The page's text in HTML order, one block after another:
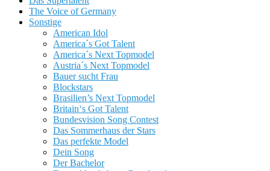
The Voice of Germany
Sonstige
American Idol
America´s Got Talent
America´s Next Topmodel
Austria´s Next Topmodel
Bauer sucht Frau
Blockstars
Brasilien’s Next Topmodel
Britain‘s Got Talent
Bundesvision Song Contest
Das Sommerhaus der Stars
Das perfekte Model
Dein Song
Der Bachelor